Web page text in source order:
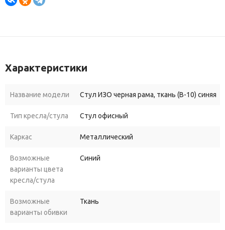
Характеристики
Название модели Стул ИЗО черная рама, ткань (В-10) синяя
Тип кресла/стула Стул офисный
Каркас Металлический
Возможные
варианты цвета
кресла/стула
Синий
Возможные
варианты обивки
Ткань